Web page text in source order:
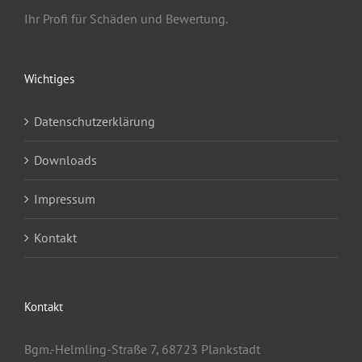
Ihr Profi für Schäden und Bewertung.
Wichtiges
Datenschutzerklärung
Downloads
Impressum
Kontakt
Kontakt
Bgm.-Helmling-Straße 7, 68723 Plankstadt